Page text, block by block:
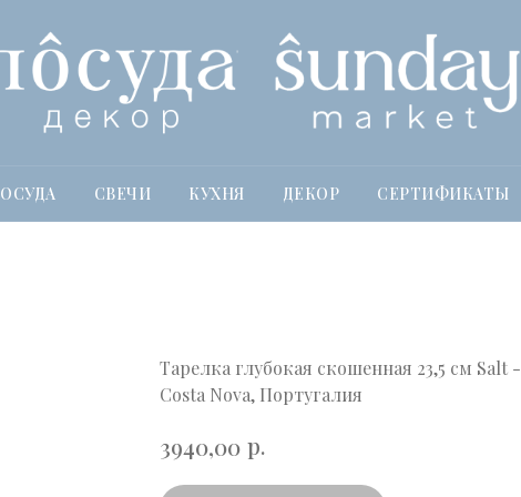
СВЕЧИ КУХНЯ ДЕКОР СЕРТИФИКАТЫ
Тарелка глубокая скошенная 23,5 см Salt -
Costa Nova, Португалия
3940,00 р.